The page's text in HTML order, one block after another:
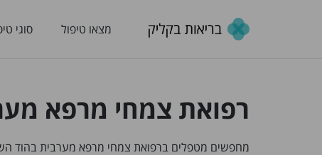
מצאו טיפול סוגי
רפואת צמחי מרפא